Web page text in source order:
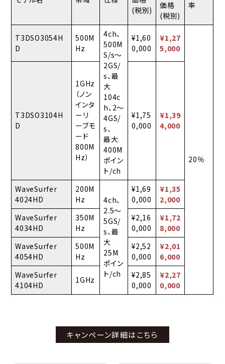
(税別)
価格
(税別)
率
T3DSO3054H
D
500M
Hz
4ch、
500M
S/s〜
2GS/
s、最
大
104c
h、2〜
4GS/
s、
最大
400M
ポイン
ト/ch
¥1,60
0,000
¥1,27
5,000
20％
T3DSO3104H
D
1GHz
（ノン
インタ
ーリ
ーブモ
ード
800M
Hz）
¥1,75
0,000
¥1,39
4,000
WaveSurfer
4024HD
200M
Hz
4ch、
2.5〜
5GS/
s、最
大
25M
ポイン
ト/ch
¥1,69
0,000
¥1,35
2,000
WaveSurfer
4034HD
350M
Hz
¥2,16
0,000
¥1,72
8,000
WaveSurfer
4054HD
500M
Hz
¥2,52
0,000
¥2,01
6,000
WaveSurfer
4104HD
1GHz
¥2,85
0,000
¥2,27
0,000
キャンペーン詳細はこちら